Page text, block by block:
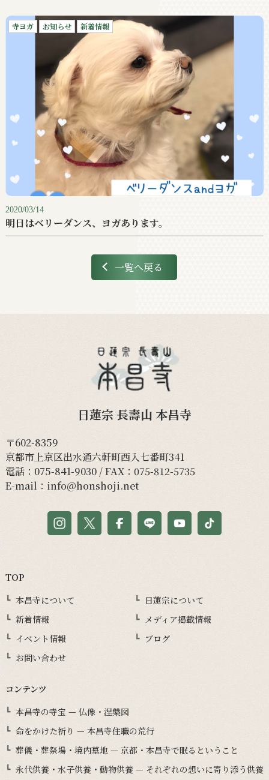
寺ヨガ お知らせ 新着情報
2020/03/14
明日はベリーダンス、ヨガあります。
一覧へ戻る
日蓮宗 長壽山 本昌寺
〒602-8359
京都市上京区出水通六軒町西入七番町341
電話： 075-841-9030/ FAX：075-812-5735
E-mail： info@honshoji.net
TOP
本昌寺について
日蓮宗について
新着情報
メディア掲載情報
イベント情報
ブログ
お問い合わせ
コンテンツ
本昌寺の寺宝 — 仏像・涅槃図
命をかけた祈り — 本昌寺住職の荒行
葬儀・葬祭場・境内墓地 — 京都・本昌寺で眠るということ
永代供養・水子供養・動物供養 — それぞれの想いに寄り添う供養